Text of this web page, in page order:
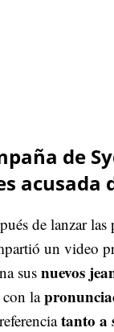
de
acusada
de lanzar
un video
susnuevos
la
tanto a